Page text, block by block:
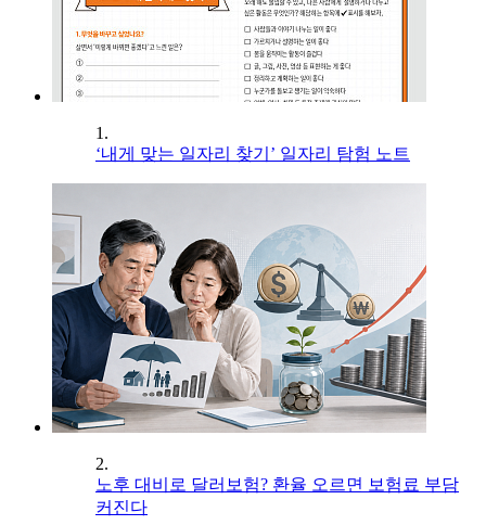
1.
‘내게 맞는 일자리 찾기’ 일자리 탐험 노트
2.
노후 대비로 달러보험? 환율 오르면 보험료 부담
커진다